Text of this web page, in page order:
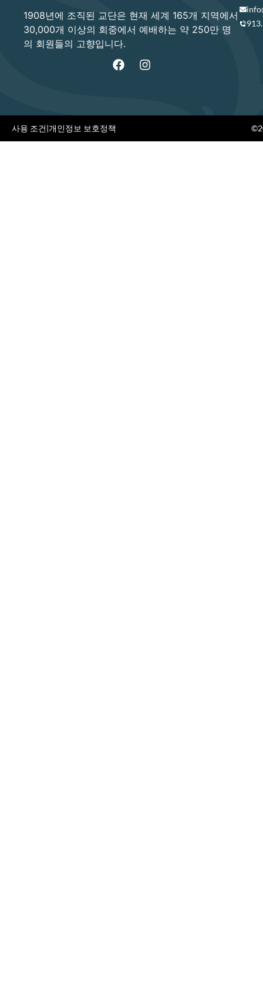
1908년에 조직된 교단은 현재 세계 165개 지역에서
30,000개 이상의 회중에서 예배하는 약 250만 명
의 회원들의 고향입니다.
사용 조건|개인정보 보호정책